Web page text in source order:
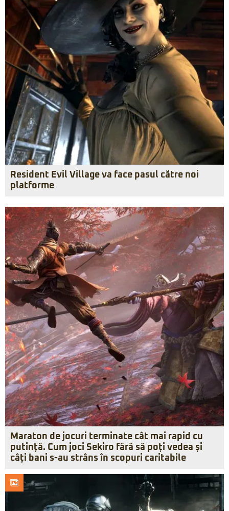
Resident Evil Village va face pasul către noi
platforme
Maraton de jocuri terminate cât mai rapid cu
putință. Cum joci Sekiro fără să poți vedea și
câți bani s-au strâns în scopuri caritabile